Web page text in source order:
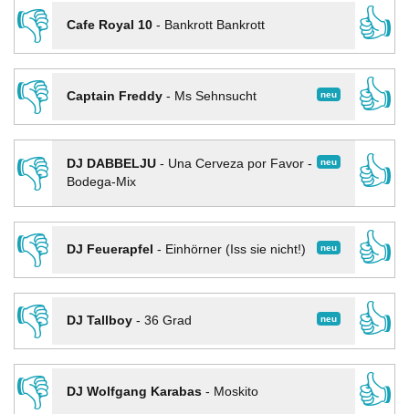
👎
Cafe Royal 10- Bankrott Bankrott
👍
👎
neu
Captain Freddy- Ms Sehnsucht
👍
👎
neu
DJ DABBELJU- Una Cerveza por Favor -
Bodega-Mix
👍
👎
neu
DJ Feuerapfel - Einhörner (Iss sie nicht!)
👍
👎
neu
DJ Tallboy- 36 Grad
👍
👎
DJ Wolfgang Karabas- Moskito
👍